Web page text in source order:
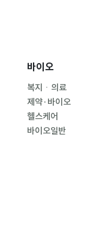
바이오
복지ㆍ의료
제약·바이오
헬스케어
바이오일반